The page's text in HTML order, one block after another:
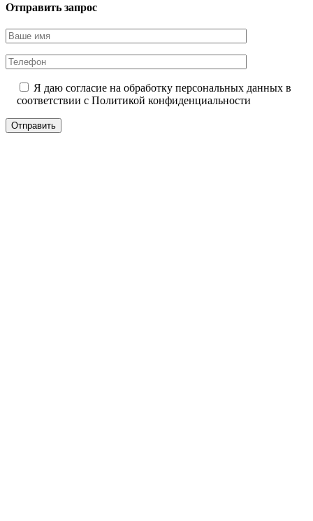
Отправить запрос
Я даю согласие на обработку персональных данных в
соответствии с Политикой конфиденциальности